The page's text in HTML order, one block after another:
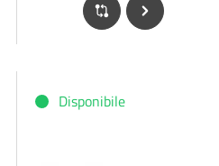
Disponibile